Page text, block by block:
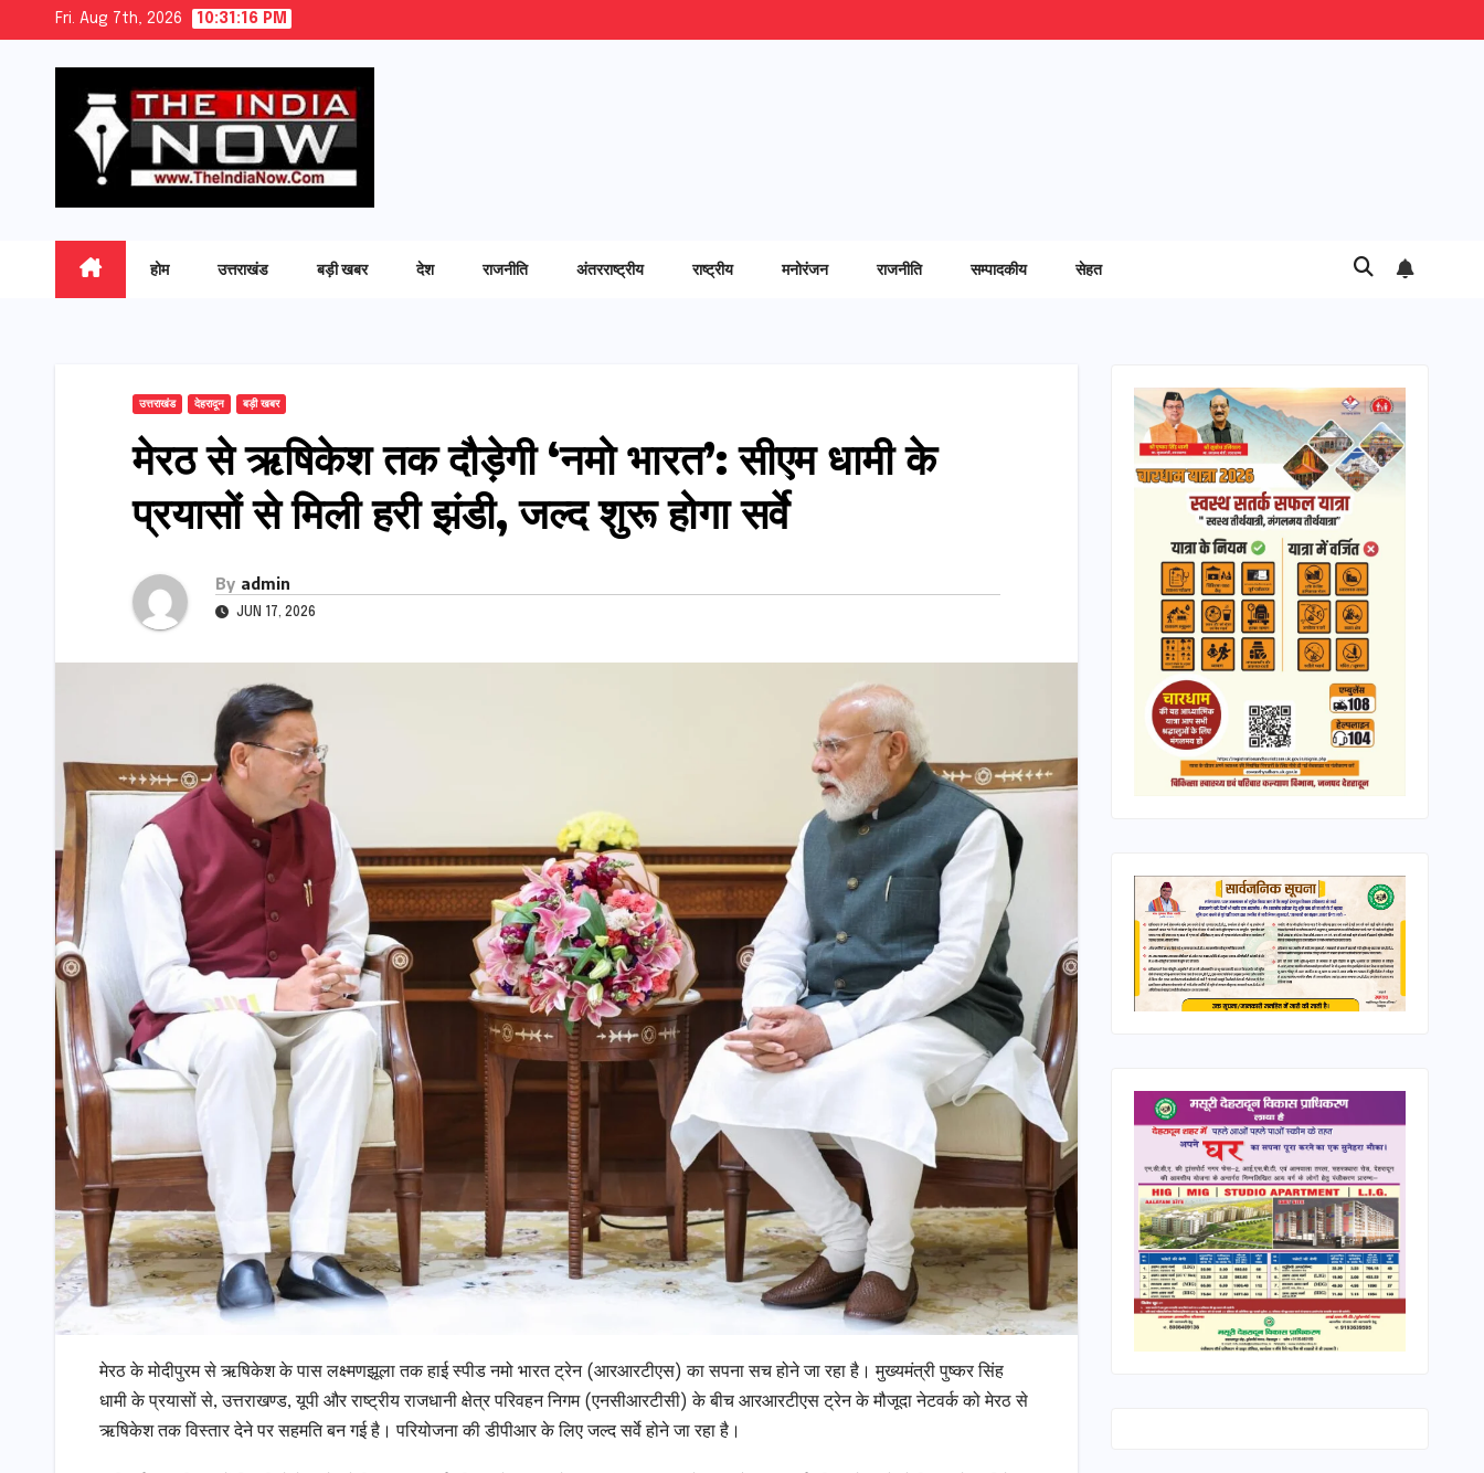
Fri. Aug 7th, 2026 10:31:17 PM
होम उत्तराखंड बड़ी खबर देश राजनीति अंतरराष्ट्रीय राष्ट्रीय मनोरंजन राजनीति सम्पादकीय सेहत
उत्तराखंड देहरादून बड़ी खबर
​मेरठ से ऋषिकेश तक दौड़ेगी ‘नमो भारत’: सीएम धामी के
प्रयासों से मिली हरी झंडी, जल्द शुरू होगा सर्वे
By admin
JUN 17, 2026
मेरठ के मोदीपुरम से ऋषिकेश के पास लक्ष्मणझूला तक हाई स्पीड नमो भारत ट्रेन (आरआरटीएस) का सपना सच होने जा रहा है। मुख्यमंत्री पुष्कर सिंह
धामी के प्रयासों से, उत्तराखण्ड, यूपी और राष्ट्रीय राजधानी क्षेत्र परिवहन निगम (एनसीआरटीसी) के बीच आरआरटीएस ट्रेन के मौजूदा नेटवर्क को मेरठ से
ऋषिकेश तक विस्तार देने पर सहमति बन गई है। परियोजना की डीपीआर के लिए जल्द सर्वे होने जा रहा है।